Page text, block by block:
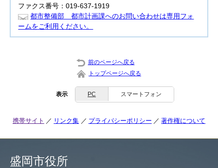
ファクス番号：019-637-1919
都市整備部 都市計画課へのお問い合わせは専用フォ
ームをご利用ください。
前のページへ戻る
トップページへ戻る
表示 PC スマートフォン
携帯サイト リンク集 プライバシーポリシー 著作権について
盛岡市役所